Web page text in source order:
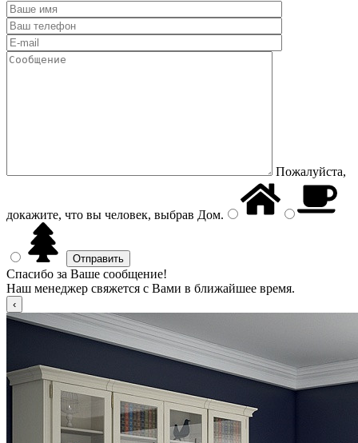
Пожалуйста,
докажите, что вы человек, выбрав Дом.
Спасибо за Ваше сообщение!
Наш менеджер свяжется с Вами в ближайшее время.